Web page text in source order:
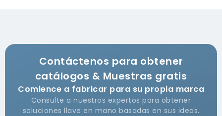
Contáctenos para obtener
catálogos & Muestras gratis
Comience a fabricar para su propia marca
Consulte a nuestros expertos para obtener
soluciones llave en mano basadas en sus ideas.